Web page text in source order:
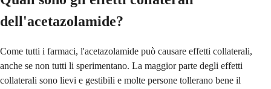
dell'acetazolamide?
Come tutti i farmaci, l'acetazolamide può causare effetti collaterali,
anche se non tutti li sperimentano. La maggior parte degli effetti
collaterali sono lievi e gestibili e molte persone tollerano bene il